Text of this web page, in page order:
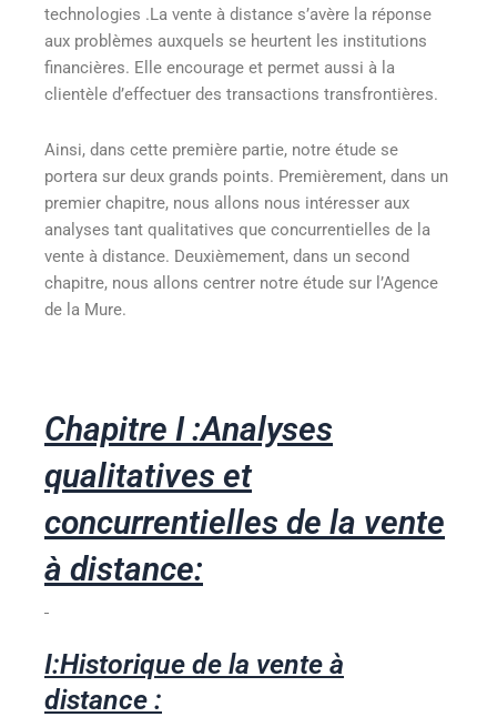
technologies .La vente à distance s’avère la réponse
aux problèmes auxquels se heurtent les institutions
financières. Elle encourage et permet aussi à la
clientèle d’effectuer des transactions transfrontières.
Ainsi, dans cette première partie, notre étude se
portera sur deux grands points. Premièrement, dans un
premier chapitre, nous allons nous intéresser aux
analyses tant qualitatives que concurrentielles de la
vente à distance. Deuxièmement, dans un second
chapitre, nous allons centrer notre étude sur l’Agence
de la Mure.
Chapitre I :Analyses
qualitatives et
concurrentielles de la vente
à distance:
I:Historique de la vente à
distance :